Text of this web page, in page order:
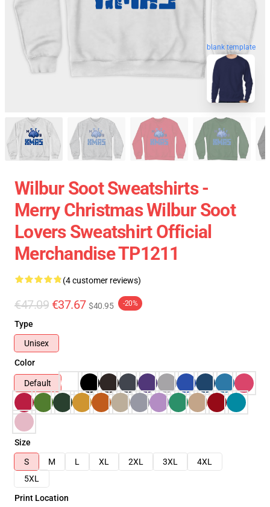
blank template
Wilbur Soot Sweatshirts -
Merry Christmas Wilbur Soot
Lovers Sweatshirt Official
Merchandise TP1211
(4 customer reviews)
€47.09 €37.67 $40.95 -20%
Type
Unisex
Color
Default
Size
S
M L XL 2XL 3XL
4XL
5XL
Print Location